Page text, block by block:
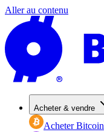
Aller au contenu
Acheter & vendre
Acheter Bitcoin